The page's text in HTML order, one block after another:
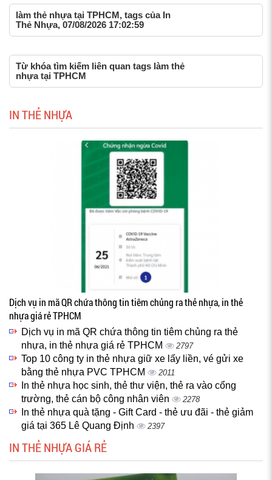
làm thẻ nhựa tại TPHCM, tags của In
Thẻ Nhựa, 07/08/2026 17:02:59
Từ khóa tìm kiếm liên quan tags làm thẻ
nhựa tại TPHCM
IN THẺ NHỰA
Dịch vụ in mã QR chứa thông tin tiêm chủng ra thẻ nhựa, in thẻ
nhựa giá rẻ TPHCM
Dịch vụ in mã QR chứa thông tin tiêm chủng ra thẻ
nhựa, in thẻ nhựa giá rẻ TPHCM
2797
Top 10 công ty in thẻ nhựa giữ xe lấy liền, vé gửi xe
bằng thẻ nhựa PVC TPHCM
2011
In thẻ nhựa học sinh, thẻ thư viện, thẻ ra vào cổng
trường, thẻ cán bộ công nhân viên
2278
In thẻ nhựa quà tặng - Gift Card - thẻ ưu đãi - thẻ giảm
giá tại 365 Lê Quang Định
2397
IN THẺ NHỰA GIÁ RẺ